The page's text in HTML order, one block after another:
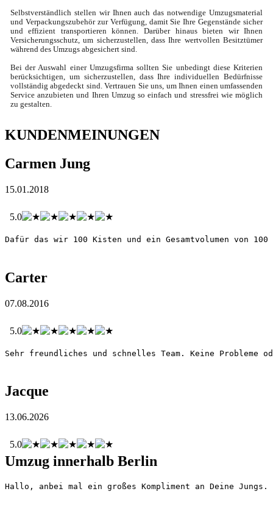
Selbstverständlich stellen wir Ihnen auch das notwendige Umzugsmaterial
und Verpackungszubehör zur Verfügung, damit Sie Ihre Gegenstände sicher
und effizient transportieren können. Darüber hinaus bieten wir Ihnen
Versicherungsschutz, um sicherzustellen, dass Ihre wertvollen Besitztümer
während des Umzugs abgesichert sind.
Bei der Auswahl einer Umzugsfirma sollten Sie unbedingt diese Kriterien
berücksichtigen, um sicherzustellen, dass Ihre individuellen Bedürfnisse
vollständig abgedeckt sind. Vertrauen Sie uns, um Ihnen einen umfassenden
Service anzubieten und Ihren Umzug so einfach und stressfrei wie möglich
zu gestalten.
KUNDENMEINUNGEN
Carmen Jung
15.01.2018
5.0
Dafür das wir 100 Kisten und ein Gesamtvolumen von
Carter
07.08.2016
5.0
Sehr freundliches und schnelles Team. Keine Probleme
Jacque
13.06.2026
5.0
Umzug innerhalb Berlin
Hallo, anbei mal ein großes Kompliment an Deine